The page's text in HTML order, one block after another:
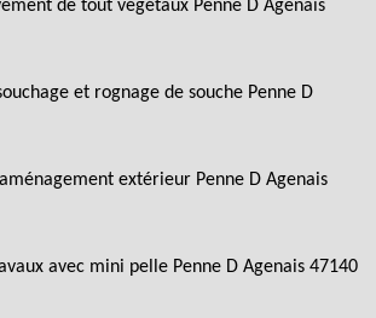
de tout végétaux Penne D Agenais
et rognage de souche Penne D
extérieur Penne D Agenais
avec mini pelle Penne D Agenais 47140